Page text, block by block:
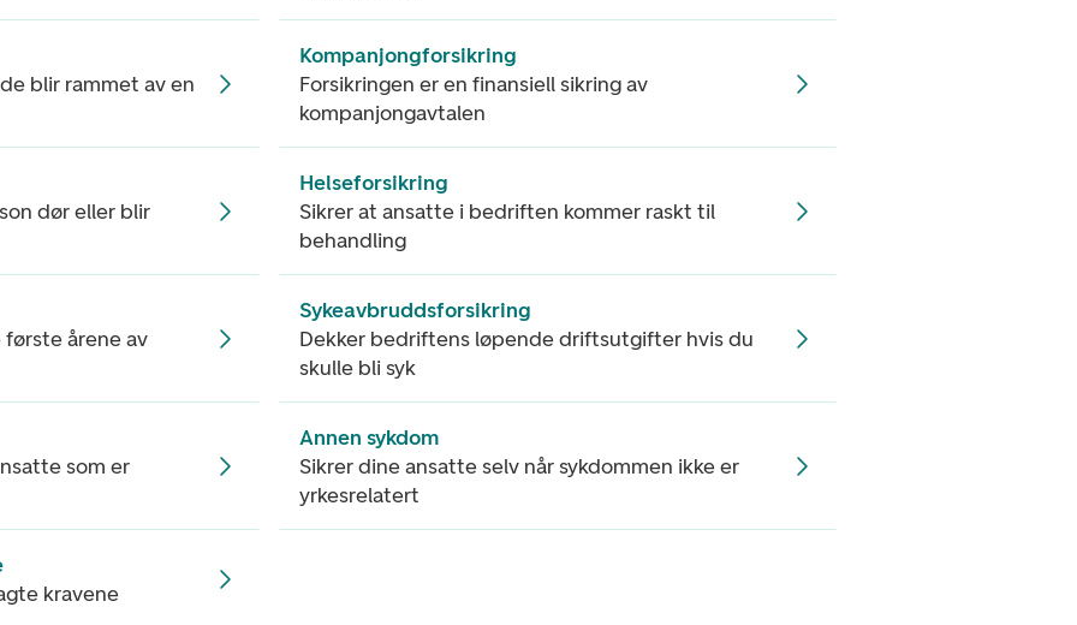
blir rammet av en
Kompanjongforsikring
Forsikringen er en finansiell sikring av
kompanjongavtalen
dør eller blir
Helseforsikring
Sikrer at ansatte i bedriften kommer raskt til
behandling
årene av
Sykeavbruddsforsikring
Dekker bedriftens løpende driftsutgifter hvis du
skulle bli syk
som er
Annen sykdom
Sikrer dine ansatte selv når sykdommen ikke er
yrkesrelatert
kravene